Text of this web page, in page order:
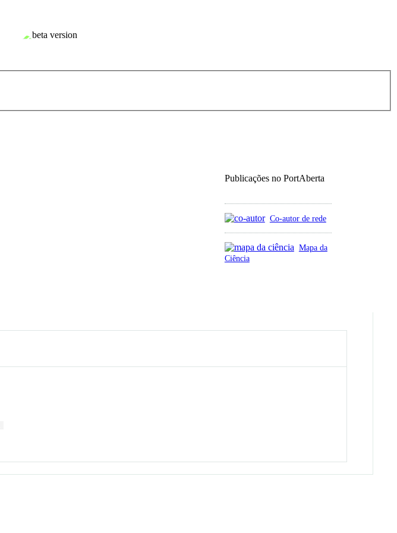
Publicações no PortAberta
Co-autor de rede
Mapa da
Ciência